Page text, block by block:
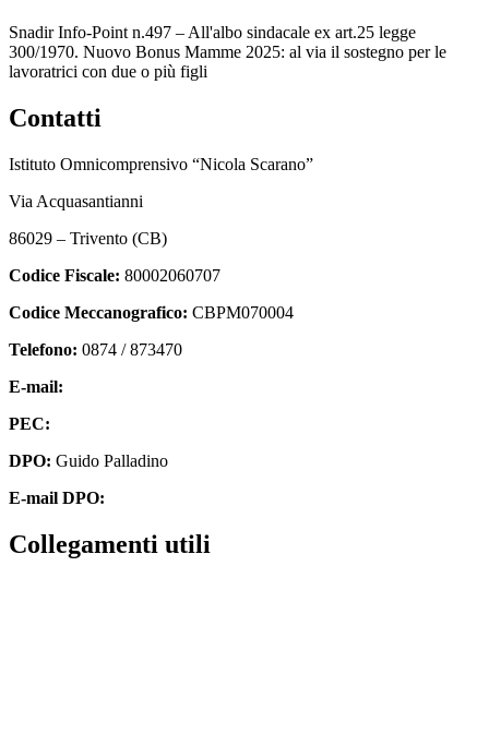
Snadir Info-Point n.497 – All'albo sindacale ex art.25 legge
300/1970. Nuovo Bonus Mamme 2025: al via il sostegno per le
lavoratrici con due o più figli
Contatti
Istituto Omnicomprensivo “Nicola Scarano”
Via Acquasantianni
86029 – Trivento (CB)
Codice Fiscale: 80002060707
Codice Meccanografico: CBPM070004
Telefono: 0874 / 873470
E-mail:
PEC:
DPO: Guido Palladino
E-mail DPO:
Collegamenti utili